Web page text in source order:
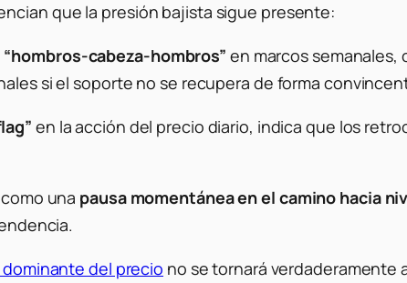
que la presión bajista sigue presente:
“hombros-cabeza-hombros” en marcos
si el soporte no se recupera de forma
en la acción del precio diario, indica que los
una pausa momentánea en el camino hacia
del precio no se tornará verdaderamente